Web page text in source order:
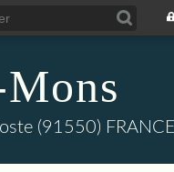
(91550) FRANCE